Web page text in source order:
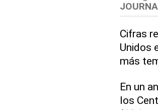
Cifras
Unidos
más
En un
los